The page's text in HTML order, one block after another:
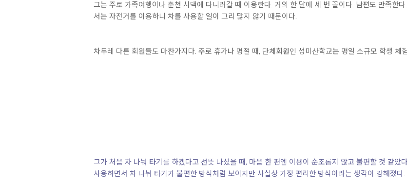
그는 주로 가족여행이나 춘천 시댁에 다니러갈 때 이용한다. 거의 한 달에 세 번 꼴이다. 남편도 만족한
서는 자전거를 이용하니 차를 사용할 일이 그리 많지 않기 때문이다.
차두레 다른 회원들도 마찬가지다. 주로 휴가나 명절 때, 단체회원인 성미산학교는 평일 소규모 학생 체
그가 처음 차 나눠 타기를 하겠다고 선뜻 나섰을 때, 마음 한 편엔 이용이 순조롭지 않고 불편할 것 같았
사용하면서 차 나눠 타기가 불편한 방식처럼 보이지만 사실상 가장 편리한 방식이라는 생각이 강해졌다.